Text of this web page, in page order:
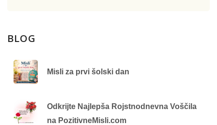
BLOG
Misli za prvi šolski dan
Odkrijte Najlepša Rojstnodnevna Voščila
na PozitivneMisli.com